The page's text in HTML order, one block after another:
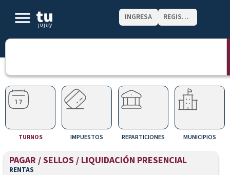
INGRESA REGISTRATE
TURNOS IMPUESTOS REPARTICIONES MUNICIPIOS
PAGAR / SELLOS / LIQUIDACIÓN PRESENCIAL
RENTAS